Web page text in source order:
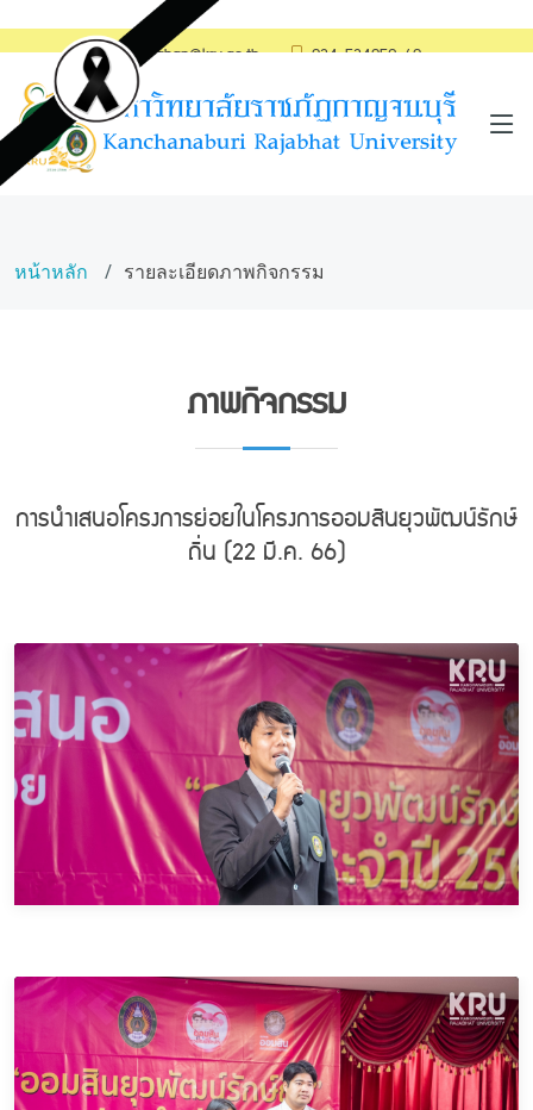
saraban@kru.ac.th 034-534059-60
หน้าหลัก รายละเอียดภาพกิจกรรม
ภาพกิจกรรม
การนำเสนอโครงการย่อยในโครงการออมสินยุวพัฒน์รักษ์
ถิ่น (22 มี.ค. 66)